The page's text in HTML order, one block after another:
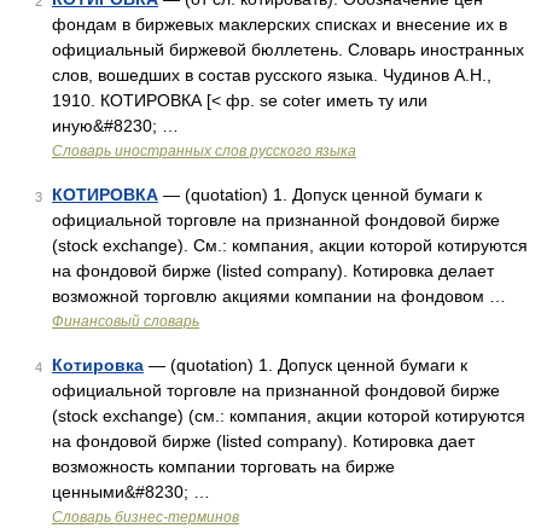
фондам в биржевых маклерских списках и внесение их в
официальный биржевой бюллетень. Словарь иностранных
слов, вошедших в состав русского языка. Чудинов А.Н.,
1910. КОТИРОВКА [< фр. se coter иметь ту или
иную&#8230; …
Словарь иностранных слов русского языка
3 КОТИРОВКА — (quotation) 1. Допуск ценной бумаги к
официальной торговле на признанной фондовой бирже
(stock exchange). См.: компания, акции которой котируются
на фондовой бирже (listed company). Котировка делает
возможной торговлю акциями компании на фондовом …
Финансовый словарь
4 Котировка — (quotation) 1. Допуск ценной бумаги к
официальной торговле на признанной фондовой бирже
(stock exchange) (cм.: компания, акции которой котируются
на фондовой бирже (listed company). Котировка дает
возможность компании торговать на бирже
ценными&#8230; …
Словарь бизнес-терминов